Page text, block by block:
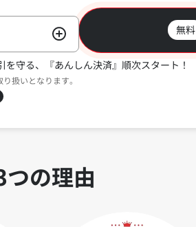
無料
を守る、『あんしん決済』順次スタート！
扱いとなります。
の理由